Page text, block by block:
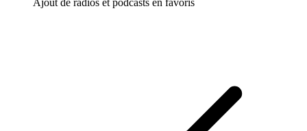
Ajout de radios et podcasts en favoris